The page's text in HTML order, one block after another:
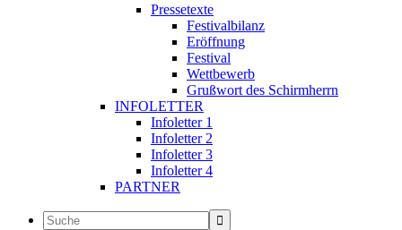
Pressetexte
Festivalbilanz
Eröffnung
Festival
Wettbewerb
Grußwort des Schirmherrn
INFOLETTER
Infoletter 1
Infoletter 2
Infoletter 3
Infoletter 4
PARTNER